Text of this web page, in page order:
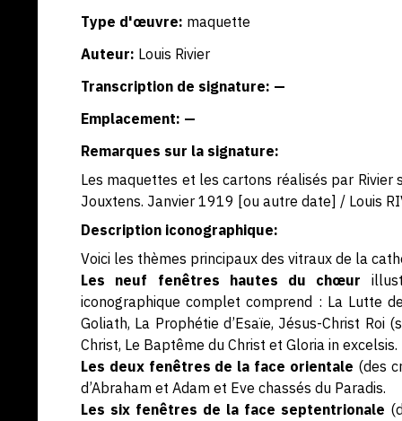
Type d'œuvre: maquette
Auteur: Louis Rivier
Transcription de signature: —
Emplacement: —
Remarques sur la signature:
Les maquettes et les cartons réalisés par
Jouxtens. Janvier 1919 [ou autre date] / Louis
Description iconographique:
Voici les thèmes principaux des vitraux de la
Les neuf fenêtres hautes du chœur
iconographique complet comprend : La Lutte
Goliath, La Prophétie d’Esaïe, Jésus-Christ Roi
Christ, Le Baptême du Christ et Gloria in excelsis.
Les deux fenêtres de la face orientale (des
d’Abraham et Adam et Eve chassés du Paradis.
Les six fenêtres de la face septentrionale